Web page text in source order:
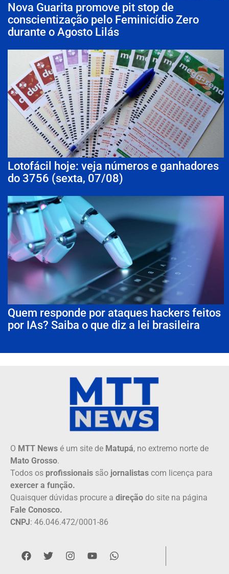
Nova Guarita promove pit stop de
conscientização pelo Feminicídio Zero
durante o Agosto Lilás
Lotofácil hoje: veja números e ganhadores
do 3756 (sexta, 07/08)
Quem responde por ataques hackers feitos
por IAs? Saiba o que diz a lei brasileira
O MTT News é um site de Matupá, no extremo norte de
Mato Grosso.
Todos os profissionais são jornalistas com licença para
exercer a função.
Quaisquer dúvidas procure a direção do site na página
Fale Conosco.
CNPJ: 46.046.472/0001-86